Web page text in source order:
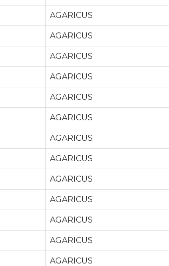
AGARICUS
AGARICUS
AGARICUS
AGARICUS
AGARICUS
AGARICUS
AGARICUS
AGARICUS
AGARICUS
AGARICUS
AGARICUS
AGARICUS
AGARICUS